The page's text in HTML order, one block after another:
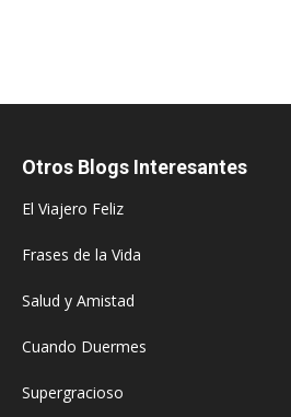
Otros Blogs Interesantes
El Viajero Feliz
Frases de la Vida
Salud y Amistad
Cuando Duermes
Supergracioso